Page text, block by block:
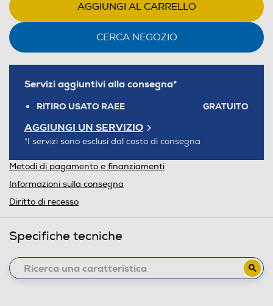
AGGIUNGI AL CARRELLO
CERCA NEGOZIO
Servizi aggiuntivi alla consegna*
RITIRO USATO RAEE GRATUITO
AGGIUNGI UN SERVIZIO
*I servizi sono esclusi dal costo di consegna
Metodi di pagamento e finanziamenti
Informazioni sulla consegna
Diritto di recesso
Specifiche tecniche